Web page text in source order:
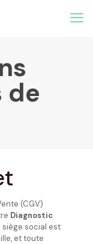
de
(CGV)
Diagnostic
siège social est
et toute